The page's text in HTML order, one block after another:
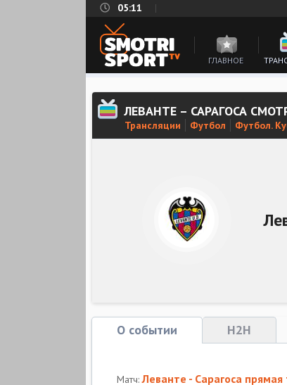
05:11
ГЛАВНОЕ
ЛЕВАНТЕ – САРАГОСА
Трансляции Футбол Футбол.
О событии H2H
Матч:Леванте - Сарагоса прямая